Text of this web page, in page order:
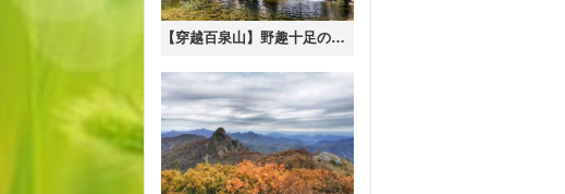
【穿越百泉山】野趣十足の椴树岭~大瀑布~百泉谷10公里环穿<初级>